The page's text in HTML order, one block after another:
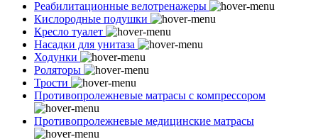
Реабилитационные велотренажеры
Кислородные подушки
Кресло туалет
Насадки для унитаза
Ходунки
Роляторы
Трости
Противопролежневые матрасы с компрессором
Противопролежневые медицинские матрасы